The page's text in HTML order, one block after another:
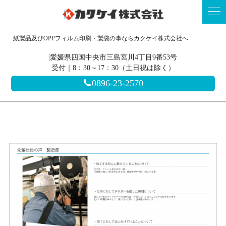
紙製品及びOPPフィルム印刷・製袋の事ならカクケイ株式会社へ
愛媛県四国中央市三島宮川4丁目9番53号
受付｜8：30～17：30（土日祝は除く）
0896-23-2570